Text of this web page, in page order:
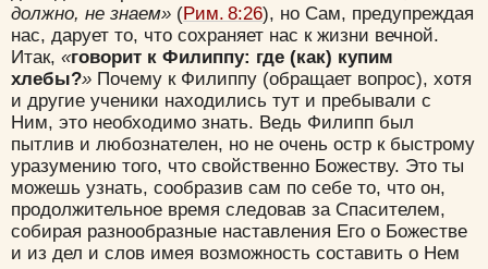
должно, не знаем» (Рим. 8:26), но Сам, предупреждая
нас, дарует то, что сохраняет нас к жизни вечной.
Итак, «говорит к Филиппу: где (как) купим
хлебы?» Почему к Филиппу (обращает вопрос), хотя
и другие ученики находились тут и пребывали с
Ним, это необходимо знать. Ведь Филипп был
пытлив и любознателен, но не очень остр к быстрому
уразумению того, что свойственно Божеству. Это ты
можешь узнать, сообразив сам по себе то, что он,
продолжительное время следовав за Спасителем,
собирая разнообразные наставления Его о Божестве
и из дел и слов имея возможность составить о Нем